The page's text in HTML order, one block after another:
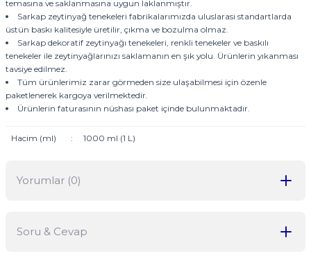
temasına ve saklanmasına uygun laklanmıştır.
Sarkap zeytinyağ tenekeleri fabrikalarımızda uluslarası standartlarda
üstün baskı kalitesiyle üretilir, çıkma ve bozulma olmaz.
Sarkap dekoratif zeytinyağı tenekeleri, renkli tenekeler ve baskılı
tenekeler ile zeytinyağlarınızı saklamanın en şık yolu. Ürünlerin yıkanması
tavsiye edilmez.
Tüm ürünlerimiz zarar görmeden size ulaşabilmesi için özenle
paketlenerek kargoya verilmektedir.
Ürünlerin faturasının nüshası paket içinde bulunmaktadır.
Hacim (ml) : 1000 ml (1 L)
Yorumlar (0)
Soru & Cevap